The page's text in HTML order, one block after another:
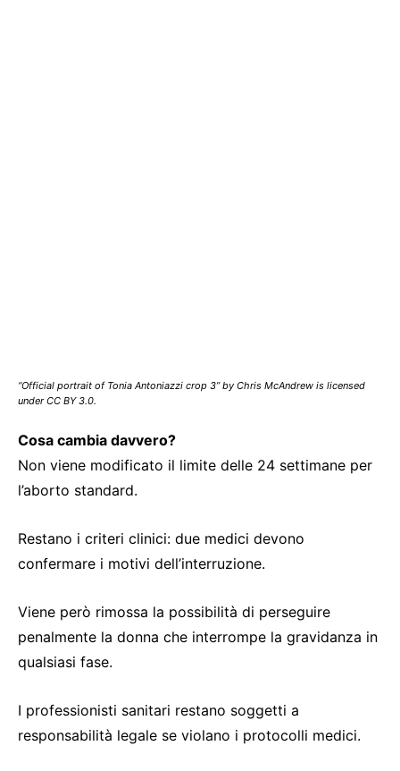
“Official portrait of Tonia Antoniazzi crop 3” by Chris McAndrew is licensed
under CC BY 3.0.
Cosa cambia davvero?
Non viene modificato il limite delle 24 settimane per
l’aborto standard.
Restano i criteri clinici: due medici devono
confermare i motivi dell’interruzione.
Viene però rimossa la possibilità di perseguire
penalmente la donna che interrompe la gravidanza in
qualsiasi fase.
I professionisti sanitari restano soggetti a
responsabilità legale se violano i protocolli medici.